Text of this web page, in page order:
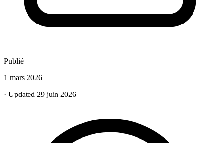
Publié
1 mars 2026
· Updated 29 juin 2026